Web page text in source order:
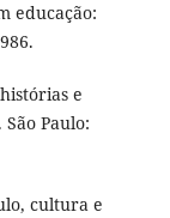
educação:
e
Paulo:
cultura e